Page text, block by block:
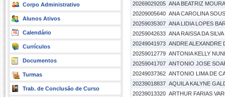
Corpo Administrativo
Alunos Ativos
Calendário
Currículos
Documentos
Turmas
Trab. de Conclusão de Curso
20269029205 ANA BEATRIZ
20209005640 ANA CAROLINA
20259035307 ANA LIDIA LOPES
20259042633 ANA RAISSA DA
20249041973 ANDRE ALEXANDRE
20259012779 ANTONIA KELLY
20259041707 ANTONIO JOSE
20249037362 ANTONIO LIMA DE
20239018837 AQUILA KALYNE
20239013320 ARTHUR FARIAS